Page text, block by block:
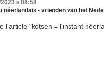
à 08:58
néerlandais - vrienden van het